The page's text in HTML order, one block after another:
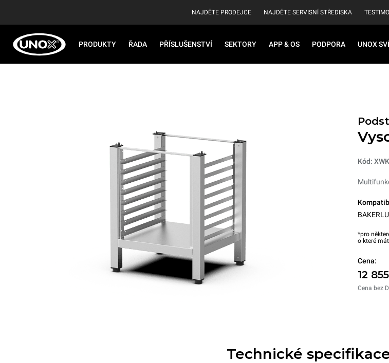
NAJDĚTE PRODEJCE NAJDĚTE SERVISNÍ STŘEDISKA
PRODUKTY ŘADA PŘÍSLUŠENSTVÍ SEKTORY APP & OS PODPORA UNOX
Kód:
*pro
o které
Cena:
12
Cena bez
Technické